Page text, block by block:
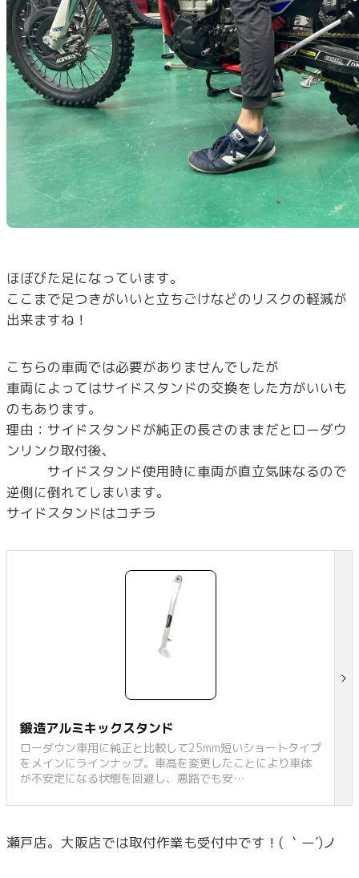
ほぼびた足になっています。
ここまで足つきがいいと立ちごけなどのリスクの軽減が
出来ますね！
こちらの車両では必要がありませんでしたが
車両によってはサイドスタンドの交換をした方がいいも
のもあります。
理由：サイドスタンドが純正の長さのままだとローダウ
ンリンク取付後、
サイドスタンド使用時に車両が直立気味なるので
逆側に倒れてしまいます。
サイドスタンドはコチラ
鍛造アルミキックスタンド
ローダウン車用に純正と比較して25mm短いショートタイプ
をメインにラインナップ。車高を変更したことにより車体
が不安定になる状態を回避し、悪路でも安…
瀬戸店。大阪店では取付作業も受付中です！( ｀ー´)ノ